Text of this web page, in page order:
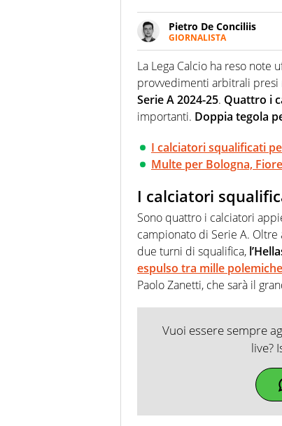
Pietro De Conciliis
GIORNALISTA
Giornalista pubblicista
uno sguardo attento e
La Lega Calcio ha reso note
provvedimenti arbitrali
Serie A 2024-25. Quattro i
importanti. Doppia tegola
I calciatori squalificati
Multe per Bologna,
I calciatori
Sono quattro i calciatori
campionato di Serie A. Oltre
due turni di squalifica,
espulso tra mille
Paolo Zanetti, che sarà il
Vuoi essere sempre
live?